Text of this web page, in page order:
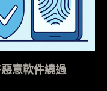
意軟件繞過